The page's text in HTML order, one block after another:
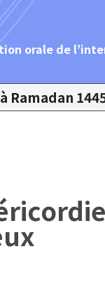
orale de
1445 H - Réflexions relatives à